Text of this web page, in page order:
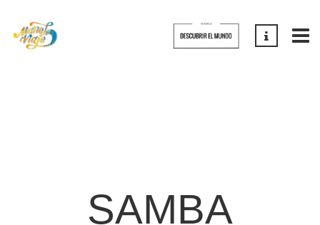
SAMBA